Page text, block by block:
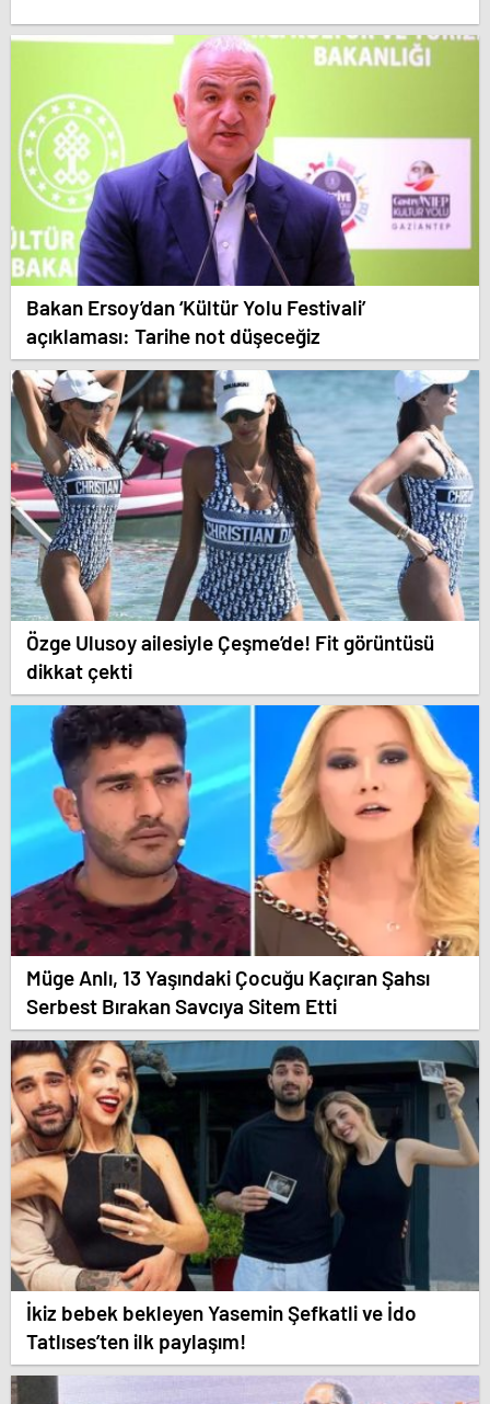
Bakan Ersoy’dan ‘Kültür Yolu Festivali’
açıklaması: Tarihe not düşeceğiz
Özge Ulusoy ailesiyle Çeşme’de! Fit görüntüsü
dikkat çekti
Müge Anlı, 13 Yaşındaki Çocuğu Kaçıran Şahsı
Serbest Bırakan Savcıya Sitem Etti
İkiz bebek bekleyen Yasemin Şefkatli ve İdo
Tatlıses’ten ilk paylaşım!